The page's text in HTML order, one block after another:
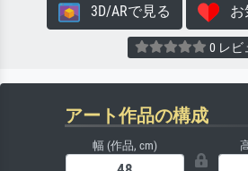
3D/ARで見る お
0 レビ
アート作品の構成
幅 (作品, cm)